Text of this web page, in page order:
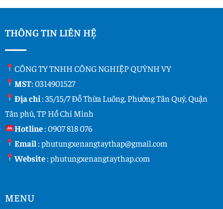
THÔNG TIN LIÊN HỆ
CÔNG TY TNHH CÔNG NGHIỆP QUỲNH VY
MST: 0314901527
Địa chỉ: 35/15/7 Đỗ Thừa Luông, Phường Tân Quý, Quận
Tân phú, TP Hồ Chí Minh
Hotline:0907 818 076
Email :phutungxenangtaythap@gmail.com
Website:phutungxenangtaythap.com
MENU